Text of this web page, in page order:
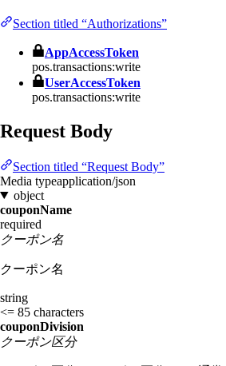
Section titled “Authorizations”
AppAccessToken
pos.transactions:write
UserAccessToken
pos.transactions:write
Request Body
Section titled “Request Body”
Media typeapplication/json
object
couponName
required
クーポン名
クーポン名
string
<= 85 characters
couponDivision
クーポン区分